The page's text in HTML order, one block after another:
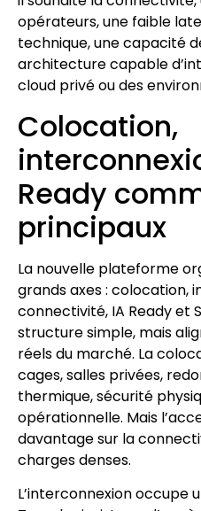
opérateurs, une faible
technique, une capacité
architecture capable
cloud privé ou des
Colocation,
Ready
principaux
La nouvelle plateforme
grands axes : colocation,
connectivité, IA Ready et
structure simple, mais
réels du marché. La
cages, salles privées,
thermique, sécurité
opérationnelle. Mais
davantage sur la
charges denses.
L’interconnexion occupe